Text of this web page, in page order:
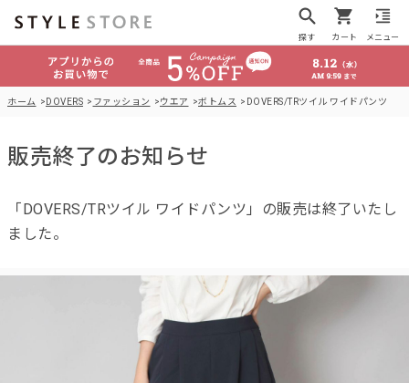
探す カート メニュー
ホーム DOVERS ファッション ウエア ボトムス DOVERS/TRツイル ワイドパンツ
販売終了のお知らせ
「DOVERS/TRツイル ワイドパンツ」の販売は終了いたし
ました。